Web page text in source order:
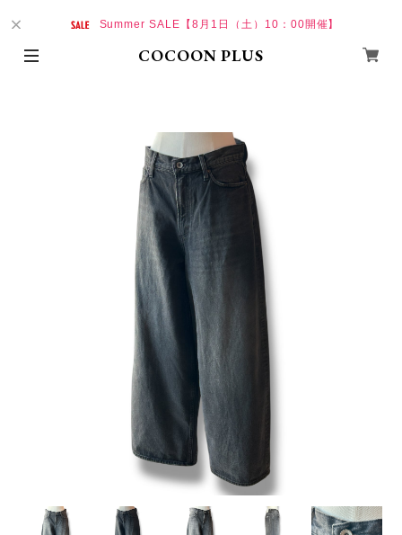
Summer SALE【8月1日（土）10：00開催】
COCOON PLUS